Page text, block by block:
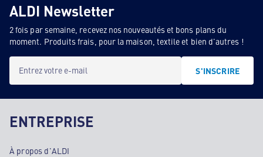
ALDI Newsletter
2 fois par semaine, recevez nos nouveautés et bons plans du
moment. Produits frais, pour la maison, textile et bien d'autres !
Entrez votre e-mail S'INSCRIRE
ENTREPRISE
À propos d'ALDI